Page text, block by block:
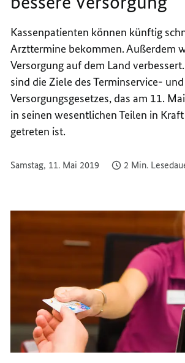
Kassenpatienten können künftig
Arzttermine bekommen. Außerdem
Versorgung auf dem Land
sind die Ziele des Terminservice- und
Versorgungsgesetzes, das am 11.
in seinen wesentlichen Teilen in Kraft
getreten ist.
Samstag, 11. Mai 2019 2 Min.